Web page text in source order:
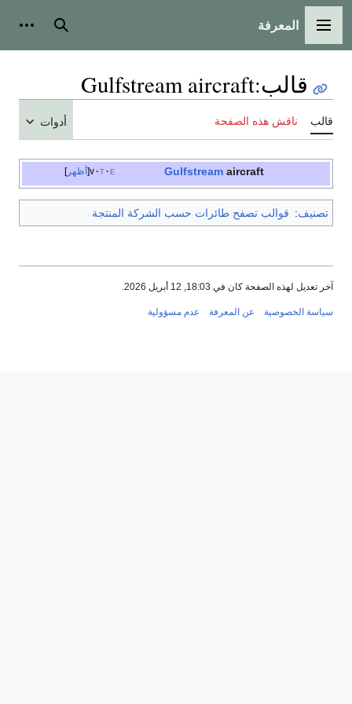
القائمة الرئيسية
المعرفة بحث
قالب:
Gulfstream aircraft
قالب ناقش هذه الصفحة أدوات
أظهر v t e Gulfstream aircraft
تصنيف: قوالب تصفح طائرات حسب الشركة المنتجة
آخر تعديل لهذه الصفحة كان في 18:03, 12 أبريل 2026.
سياسة الخصوصية عن المعرفة عدم مسؤولية